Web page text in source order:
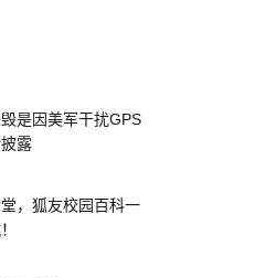
是因美军干扰GPS
露
，狐友校园百科一